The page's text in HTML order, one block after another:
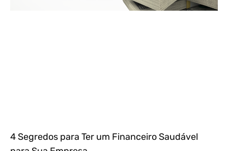
4 Segredos para Ter um Financeiro Saudável